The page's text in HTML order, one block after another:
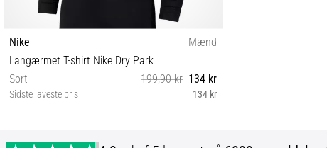
Nike
Mænd
Langærmet T-shirt Nike Dry Park
Sort
199,90 kr 134 kr
Sidste laveste pris 134 kr